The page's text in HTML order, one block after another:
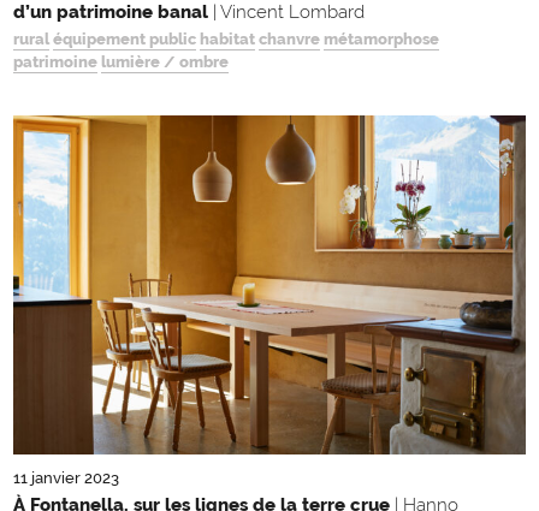
d’un patrimoine banal | Vincent Lombard
rural équipement public habitat chanvre métamorphose
patrimoine lumière / ombre
11 janvier 2023
À Fontanella, sur les lignes de la terre crue | Hanno